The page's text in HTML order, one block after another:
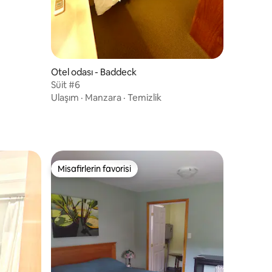
Otel odası - Baddeck
Süit #6
Ulaşım · Manzara · Temizlik
Misafirlerin favorisi
Misafirlerin favorisi